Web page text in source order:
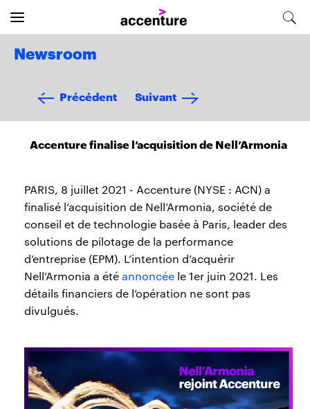
Newsroom
Précédent Suivant
Accenture finalise l’acquisition de Nell’Armonia
PARIS, 8 juillet 2021 - Accenture (NYSE : ACN) a
finalisé l’acquisition de Nell’Armonia, société de
conseil et de technologie basée à Paris, leader des
solutions de pilotage de la performance
d’entreprise (EPM). L’intention d’acquérir
Nell’Armonia a étéannoncée le 1er juin 2021. Les
détails financiers de l’opération ne sont pas
divulgués.